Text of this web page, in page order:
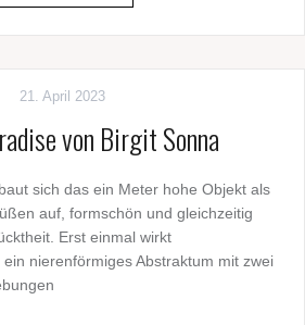
21. April 2023
von Birgit Sonna
sich das ein Meter hohe Objekt als
auf, formschön und gleichzeitig
Erst einmal wirkt
ein nierenförmiges Abstraktum mit zwei